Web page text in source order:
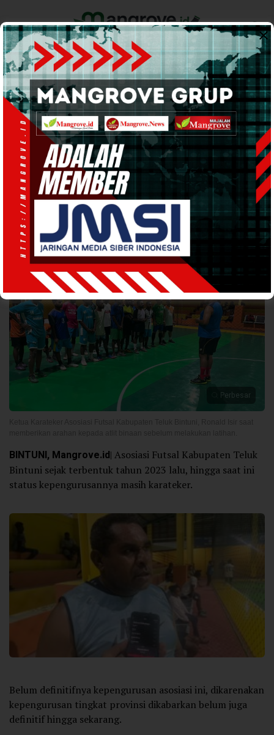
Home Pemerintahan Ekonomi & Bisnis Info Tanah Papua
Support by
BOLA & SPORTS· 25 Mar 202407:53WIB
Status Karateker Bukan Halangan bagi
Asosiasi Futsal Teluk Bintuni Mengukir
Prestasi
Perbesar
BINTUNI, Mangrove.id| Asosiasi Futsal Kabupaten Teluk
Bintuni sejak terbentuk tahun 2023 lalu, hingga saat ini
status kepengurusannya masih karateker.
Belum definitifnya kepengurusan asosiasi ini, dikarenakan
kepengurusan tingkat provinsi dikabarkan belum juga
definitif hingga sekarang.